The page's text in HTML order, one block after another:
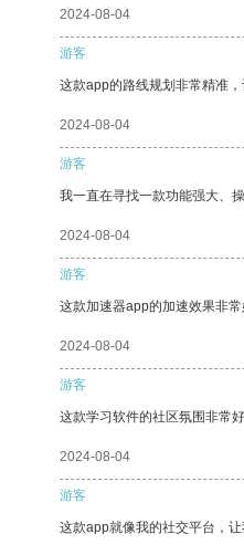
2024-08-04
游客
这款app的路线规划非常精准，
2024-08-04
游客
我一直在寻找一款功能强大、
2024-08-04
游客
这款加速器app的加速效果非
2024-08-04
游客
这款学习软件的社区氛围非常
2024-08-04
游客
这款app就像我的社交平台，